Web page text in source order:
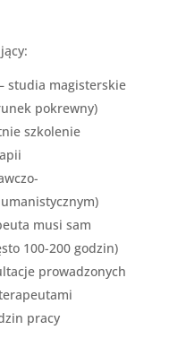
studia magisterskie
pokrewny)
szkolenie
musi sam
100-200 godzin)
prowadzonych
pracy